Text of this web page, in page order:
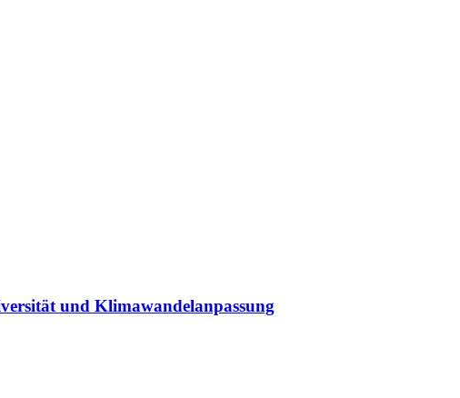
und Klimawandelanpassung